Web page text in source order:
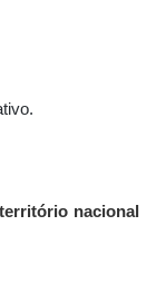
nacional